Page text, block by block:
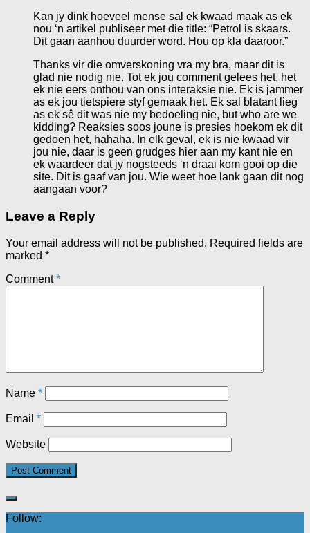
Kan jy dink hoeveel mense sal ek kwaad maak as ek
nou ‘n artikel publiseer met die title: “Petrol is skaars.
Dit gaan aanhou duurder word. Hou op kla daaroor.”
Thanks vir die omverskoning vra my bra, maar dit is
glad nie nodig nie. Tot ek jou comment gelees het, het
ek nie eers onthou van ons interaksie nie. Ek is jammer
as ek jou tietspiere styf gemaak het. Ek sal blatant lieg
as ek sê dit was nie my bedoeling nie, but who are we
kidding? Reaksies soos joune is presies hoekom ek dit
gedoen het, hahaha. In elk geval, ek is nie kwaad vir
jou nie, daar is geen grudges hier aan my kant nie en
ek waardeer dat jy nogsteeds ‘n draai kom gooi op die
site. Dit is gaaf van jou. Wie weet hoe lank gaan dit nog
aangaan voor?
Leave a Reply
Your email address will not be published. Required fields are
marked *
Comment*
Name *
Email *
Website
Follow: